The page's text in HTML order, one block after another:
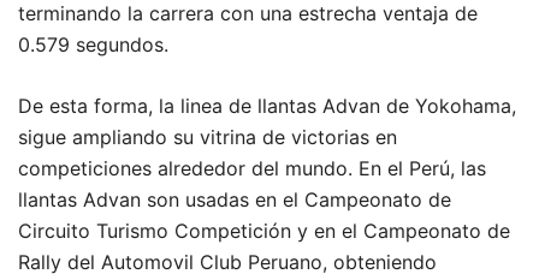
terminando la carrera con una estrecha ventaja de
0.579 segundos.
De esta forma, la linea de llantas Advan de Yokohama,
sigue ampliando su vitrina de victorias en
competiciones alrededor del mundo. En el Perú, las
llantas Advan son usadas en el Campeonato de
Circuito Turismo Competición y en el Campeonato de
Rally del Automovil Club Peruano, obteniendo